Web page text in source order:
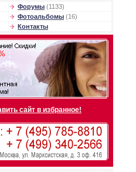
Форумы (1133)
Фотоальбомы (16)
Контакты
сайт в избранное!